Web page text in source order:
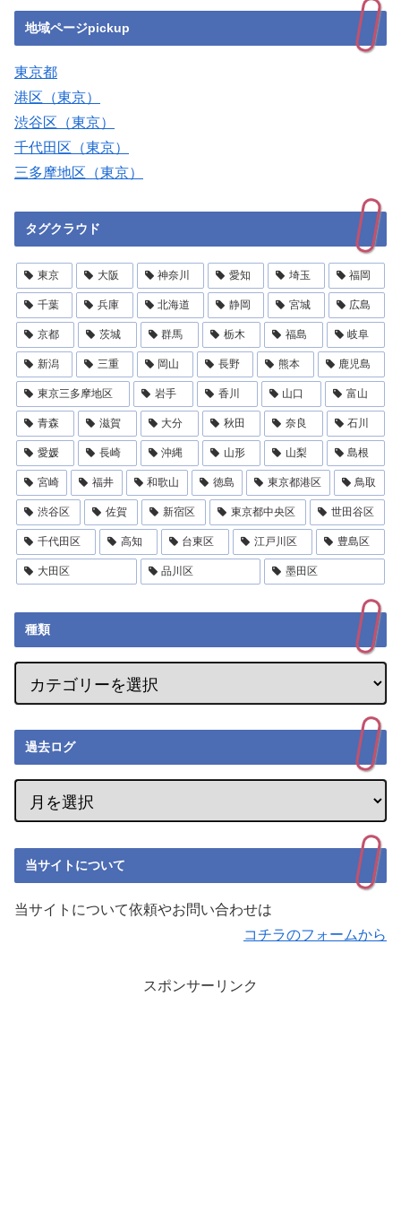
地域ページpickup
東京都
港区（東京）
渋谷区（東京）
千代田区（東京）
三多摩地区（東京）
タグクラウド
東京 大阪 神奈川 愛知 埼玉 福岡
千葉 兵庫 北海道 静岡 宮城 広島
京都 茨城 群馬 栃木 福島 岐阜
新潟 三重 岡山 長野 熊本 鹿児島
東京三多摩地区 岩手 香川 山口 富山
青森 滋賀 大分 秋田 奈良 石川
愛媛 長崎 沖縄 山形 山梨 島根
宮崎 福井 和歌山 徳島 東京都港区 鳥取
渋谷区 佐賀 新宿区 東京都中央区 世田谷区
千代田区 高知 台東区 江戸川区 豊島区
大田区 品川区 墨田区
種類
過去ログ
当サイトについて
当サイトについて依頼やお問い合わせは
コチラのフォームから
スポンサーリンク